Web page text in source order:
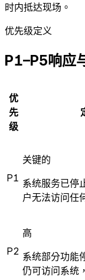
时内抵达现场。
优先级定义
P1–P5响应
优
先
级
P1
关键的
系统服务已停
户无法访问任
P2
高
系统部分功能
仍可访问系统